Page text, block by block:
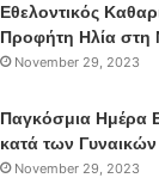
Εθελοντικός
Προφήτη Ηλία στη
November 29, 2023
Παγκόσμια Ημέρα
κατά των Γυναικών
November 29, 2023